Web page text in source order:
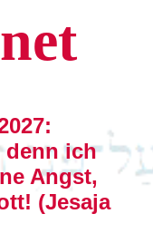
denn ich
Angst,
(Jesaja